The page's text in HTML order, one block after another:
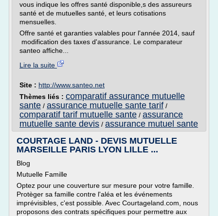
vous indique les offres santé disponible,s des assureurs
santé et de mutuelles santé, et leurs cotisations
mensuelles.
Offre santé et garanties valables pour l'année 2014, sauf
modification des taxes d'assurance. Le comparateur
santeo affiche...
Lire la suite
Site : http://www.santeo.net
Thèmes liés : comparatif assurance mutuelle
sante / assurance mutuelle sante tarif /
comparatif tarif mutuelle sante / assurance
mutuelle sante devis / assurance mutuel sante
COURTAGE LAND - DEVIS MUTUELLE
MARSEILLE PARIS LYON LILLE ...
Blog
Mutuelle Famille
Optez pour une couverture sur mesure pour votre famille.
Protèger sa famille contre l'aléa et les événements
imprévisibles, c'est possible. Avec Courtageland.com, nous
proposons des contrats spécifiques pour permettre aux